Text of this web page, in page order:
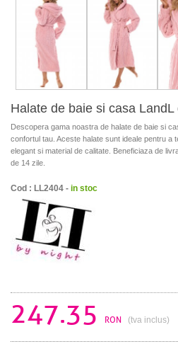
Halate de baie si casa
Descopera gama noastra de halate de baie si
confortul tau. Aceste halate sunt ideale pentru a
elegant si material de calitate. Beneficiaza de
de 14 zile.
Cod : LL2404 - in stoc
247.35 RON (tva inclus)